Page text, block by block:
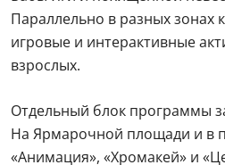
Параллельно в разных зонах
игровые и интерактивные
взрослых.
Отдельный блок программы
На Ярмарочной площади и в
«Анимация», «Хромакей» и